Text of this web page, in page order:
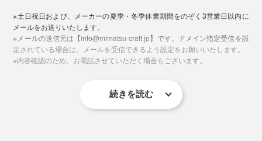
本品「HAMON（波紋）」は、途切れることのない
「波」がモチーフ。「いつまでも穏やかな暮しが続くよ
うに」という願いが込められた、古来からの吉祥文様
そして、この地域に木工所は多いけれど、おたがい、何
をつくっているかを知りません。それがずっと普通でし
た。
でも、やっぱり、自分たちの仕事を、まわりに知っても
らいたいし、買ってくれた人の顔や声を知りたい」
※土日祝日および、メーカーの夏季・冬季休業期間をのぞく3営業日以内に
メールをお送りいたします。
※メールの送信元は【info@mimatsu-craft.jp】です。ドメイン指定受信を設
定されている場合は、メールを受信できるよう設定をお願いいたします。
※内容確認のため、お電話させていただく場合もございます。
2. フォーム入力後、再度メールにて、文字とレイアウト
続きを読む